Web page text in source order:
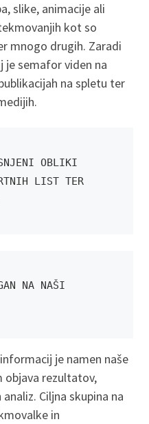
slike, animacije ali
kot so
mnogo drugih. Zaradi
je semafor viden na
na spletu ter
OBLIKI
LIST TER
NA NAŠI
je namen naše
objava rezultatov,
Ciljna skupina na
in